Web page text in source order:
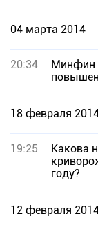
04 марта 2014
20:34
Минфин
18 февраля
19:25
Какова
году?
12 февраля